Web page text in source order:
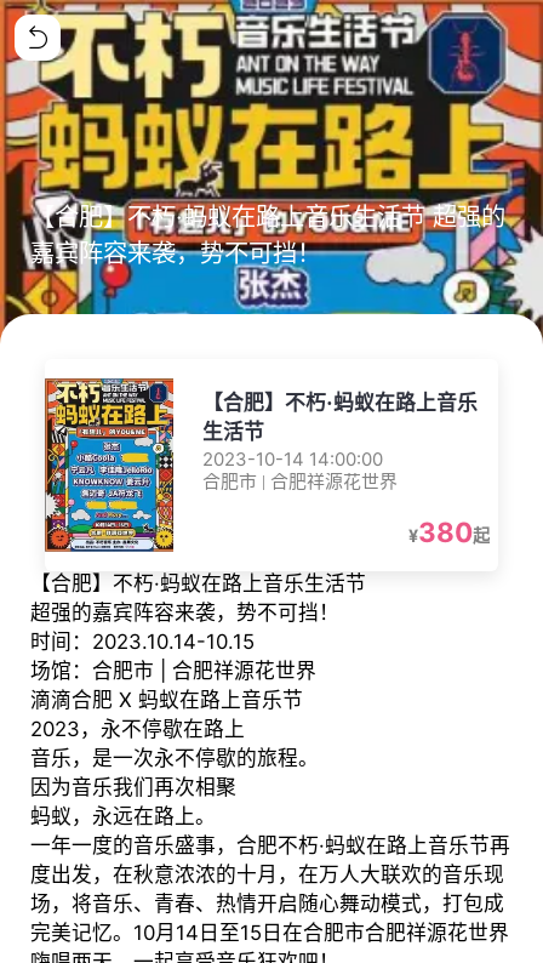
【合肥】不朽·蚂蚁在路上音乐生活节 超强的
嘉宾阵容来袭，势不可挡！
【合肥】不朽·蚂蚁在路上音乐
生活节
2023-10-14 14:00:00
合肥市 | 合肥祥源花世界
¥380起
【合肥】不朽·蚂蚁在路上音乐生活节
超强的嘉宾阵容来袭，势不可挡！
时间：2023.10.14-10.15
场馆：合肥市 | 合肥祥源花世界
滴滴合肥 X 蚂蚁在路上音乐节
2023，永不停歇在路上
音乐，是一次永不停歇的旅程。
因为音乐我们再次相聚
蚂蚁，永远在路上。
一年一度的音乐盛事，合肥不朽·蚂蚁在路上音乐节再
度出发，在秋意浓浓的十月，在万人大联欢的音乐现
场，将音乐、青春、热情开启随心舞动模式，打包成
完美记忆。10月14日至15日在合肥市合肥祥源花世界